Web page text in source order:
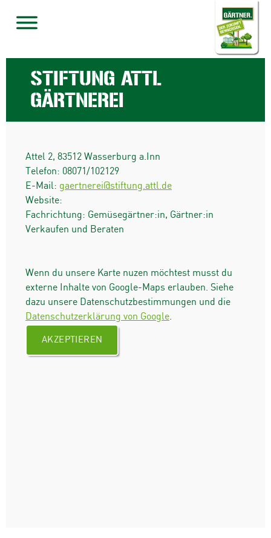
STIFTUNG ATTL
GÄRTNEREI
Attel 2, 83512 Wasserburg a.Inn
Telefon: 08071/102129
E-Mail: gaertnerei@stiftung.attl.de
Website:
Fachrichtung: Gemüsegärtner:in, Gärtner:in
Verkaufen und Beraten
Wenn du unsere Karte nuzen möchtest musst du
externe Inhalte von Google-Maps erlauben. Siehe
dazu unsere Datenschutzbestimmungen und die
Datenschutzerklärung von Google.
AKZEPTIEREN